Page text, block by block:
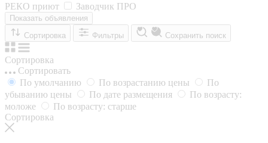
РЕКО приют
Заводчик ПРО
Показать объявления
Сортировка
Фильтры Сохранить поиск
Сортировка
Сортировать
По умолчанию
По возрастанию цены
По
убыванию цены
По дате размещения
По возрасту:
моложе
По возрасту: старше
Сортировка